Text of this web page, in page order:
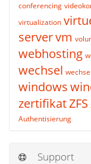
conferencing
virtualization
servervm
webhosting
wechsel
windows
zertifikatZFS
Authentisierung
Support